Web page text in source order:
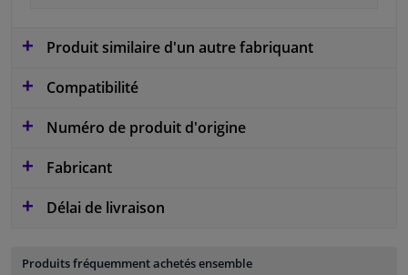
Produit similaire d'un autre fabriquant
Compatibilité
Numéro de produit d'origine
Fabricant
Délai de livraison
Produits fréquemment achetés ensemble